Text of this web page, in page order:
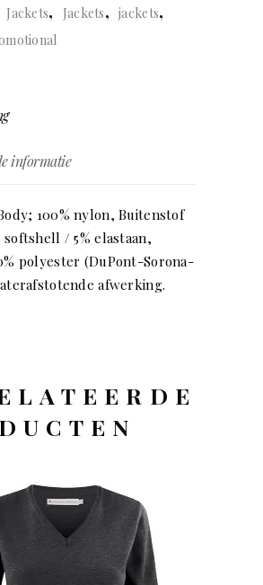
Jackets, Jackets,jackets,
informatie
100% nylon, Buitenstof
softshell / 5% elastaan,
polyester (DuPont-Sorona-
afwerking.